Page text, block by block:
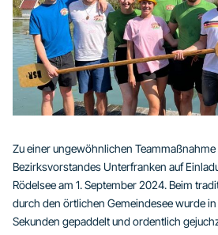
Zu einer ungewöhnlichen Teammaßnahme
Bezirksvorstandes Unterfranken auf
Rödelsee am 1. September 2024. Beim
durch den örtlichen Gemeindesee wurde
Sekunden gepaddelt und ordentlich